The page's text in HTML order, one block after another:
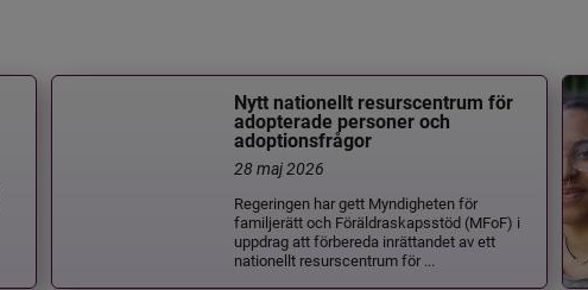
Nytt nationellt resurscentrum för
adopterade personer och
adoptionsfrågor
28 maj 2026
Regeringen har gett Myndigheten för
familjerätt och Föräldraskapsstöd (MFoF) i
uppdrag att förbereda inrättandet av ett
nationellt resurscentrum för ...